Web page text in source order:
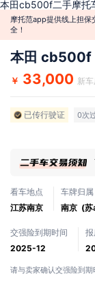
本田cb500f二手摩托
摩托范app提供线上担保
全！
本田 cb500f
￥ 33,000 新
已传行驶证 0次
看车地点
江苏南京
车牌归属
南京 (
交强险到期时间
2025-12
请与卖家确认交强险到